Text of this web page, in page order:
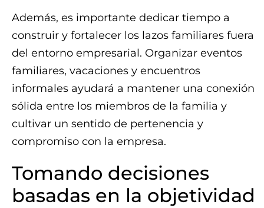
Además, es importante dedicar tiempo a
construir y fortalecer los lazos familiares fuera
del entorno empresarial. Organizar eventos
familiares, vacaciones y encuentros
informales ayudará a mantener una conexión
sólida entre los miembros de la familia y
cultivar un sentido de pertenencia y
compromiso con la empresa.
Tomando decisiones
basadas en la objetividad